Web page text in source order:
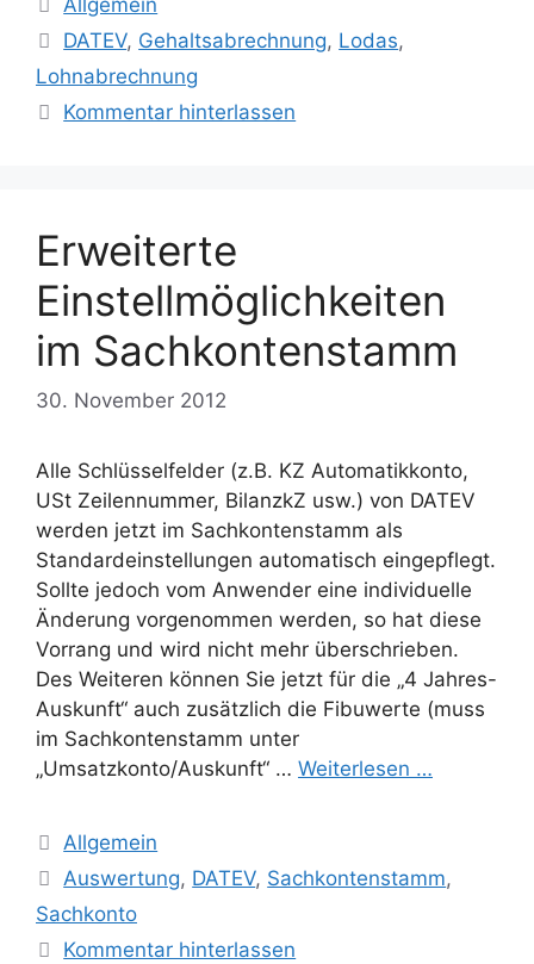
Allgemein
Schlagwörter
DATEV, Gehaltsabrechnung, Lodas,
Lohnabrechnung
Kommentar hinterlassen
Erweiterte
Einstellmöglichkeiten
im Sachkontenstamm
30. November 2012
Alle Schlüsselfelder (z.B. KZ Automatikkonto,
USt Zeilennummer, BilanzkZ usw.) von DATEV
werden jetzt im Sachkontenstamm als
Standardeinstellungen automatisch eingepflegt.
Sollte jedoch vom Anwender eine individuelle
Änderung vorgenommen werden, so hat diese
Vorrang und wird nicht mehr überschrieben.
Des Weiteren können Sie jetzt für die „4 Jahres-
Auskunft“ auch zusätzlich die Fibuwerte (muss
im Sachkontenstamm unter
„Umsatzkonto/Auskunft“ … Weiterlesen …
Kategorien
Allgemein
Schlagwörter
Auswertung, DATEV, Sachkontenstamm,
Sachkonto
Kommentar hinterlassen